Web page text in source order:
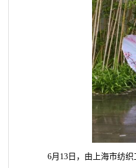
6月13日，由上海市纺